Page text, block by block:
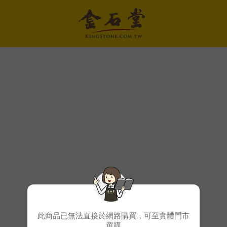
此商品已無法直接於網路購買，可至實體門市
選購